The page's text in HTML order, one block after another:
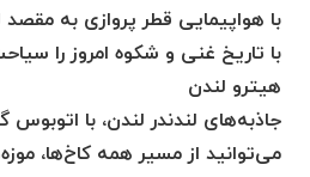
با هواپیمایی قطر پروازی به
با تاریخ غنی و شکوه امروز را
هیترو لندن
جاذبه‌های لندندر لندن، با
می‌توانید از مسیر همه کاخ‌ها،